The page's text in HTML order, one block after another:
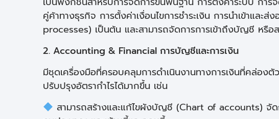
คู่ค้าทางธุรกิจ การตั้งค่าเงื่อนไขการชำระเงิน การนำเข้าแล
processes) เป็นต้น และสามารถจัดการการเข้าถึงบัญชี หรือ
2. Accounting & Financial การบัญชีและการเงิน
มีชุดเครื่องมือที่ครอบคลุมการดำเนินงานทางการเงินที่คล่อง
ปรับปรุงอัตรากำไรได้มากขึ้น เช่น
สามารถสร้างและแก้ไขผังบัญชี (Chart of accounts) จั